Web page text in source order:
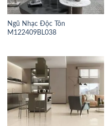
Ngũ Nhạc Độc Tôn
M122409BL038